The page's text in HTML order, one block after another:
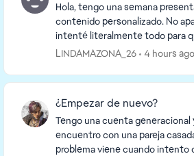
Hola, tengo una semana
contenido personalizado. No
intenté literalmente todo para
uso mods por lo que no hay
LINDAMAZONA_26 4 hours ago
¿Empezar de nuevo?
Tengo una cuenta generacional
encuentro con una pareja
problema viene cuando intento